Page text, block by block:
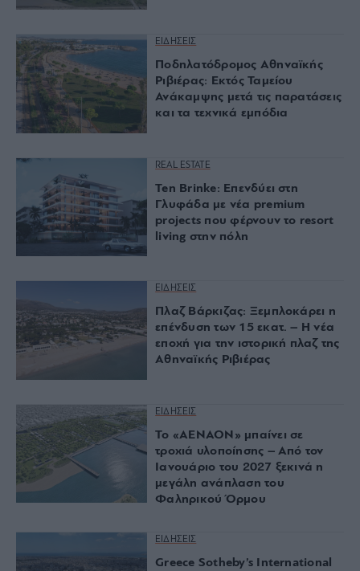
ΕΙΔΗΣΕΙΣ
Ποδηλατόδρομος Αθηναϊκής
Ριβιέρας: Εκτός Ταμείου
Ανάκαμψης μετά τις παρατάσεις
και τα τεχνικά εμπόδια
REAL ESTATE
Ten Brinke: Επενδύει στη
Γλυφάδα με νέα premium
projects που φέρνουν το resort
living στην πόλη
ΕΙΔΗΣΕΙΣ
Πλαζ Βάρκιζας: Ξεμπλοκάρει η
επένδυση των 15 εκατ. – Η νέα
εποχή για την ιστορική πλαζ της
Αθηναϊκής Ριβιέρας
ΕΙΔΗΣΕΙΣ
Το «ΑΕΝΑΟΝ» μπαίνει σε
τροχιά υλοποίησης – Από τον
Ιανουάριο του 2027 ξεκινά η
μεγάλη ανάπλαση του
Φαληρικού Όρμου
ΕΙΔΗΣΕΙΣ
Greece Sotheby’s International